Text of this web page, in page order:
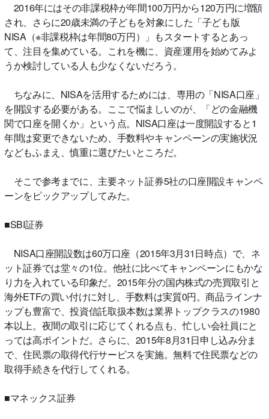
2016年にはその非課税枠が年間100万円から120万円に増額
され、さらに20歳未満の子どもを対象にした「子ども版
NISA（※非課税枠は年間80万円）」もスタートするとあっ
て、注目を集めている。これを機に、資産運用を始めてみよ
うか検討している人も少なくないだろう。
ちなみに、NISAを活用するためには、専用の「NISA口座」
を開設する必要がある。ここで悩ましいのが、「どの金融機
関で口座を開くか」という点。NISA口座は一度開設すると1
年間は変更できないため、手数料やキャンペーンの実施状況
などもふまえ、慎重に選びたいところだ。
そこで参考までに、主要ネット証券5社の口座開設キャンペ
ーンをピックアップしてみた。
■SBI証券
NISA口座開設数は60万口座（2015年3月31日時点）で、ネ
ット証券では堂々の1位。他社に比べてキャンペーンにもかな
り力を入れている印象だ。2015年分の国内株式の売買取引と
海外ETFの買い付けに対し、手数料は実質0円。商品ラインナ
ップも豊富で、投資信託取扱本数は業界トップクラスの1980
本以上。夜間の取引に応じてくれる点も、忙しい会社員にと
っては高ポイントだ。さらに、2015年8月31日申し込み分ま
で、住民票の取得代行サービスを実施。無料で住民票などの
取得手続きを代行してくれる。
■マネックス証券